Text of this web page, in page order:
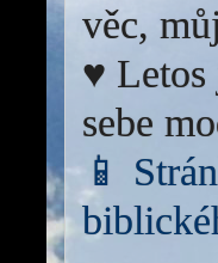
věc,
♥ Letos
sebe
📱